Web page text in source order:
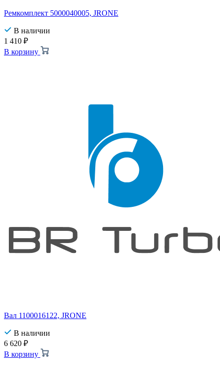
Ремкомплект 5000040005, JRONE
В наличии
1 410 ₽
В корзину
Вал 1100016122, JRONE
В наличии
6 620 ₽
В корзину